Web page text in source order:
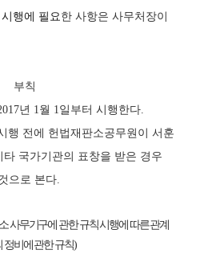
행에 필요한 사항은 사무처장이
부칙
년 1월 1일부터 시행한다.
행 전에 헌법재판소공무원이 서훈
타 국가기관의 표창을 받은 경우
으로 본다.
사무기구에 관한 규칙 시행에 따른 관계
정비에 관한 규칙)